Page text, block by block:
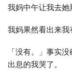
我妈中午让我去她
我妈果然看出来我
「没有。」事实
出息的我哭了。